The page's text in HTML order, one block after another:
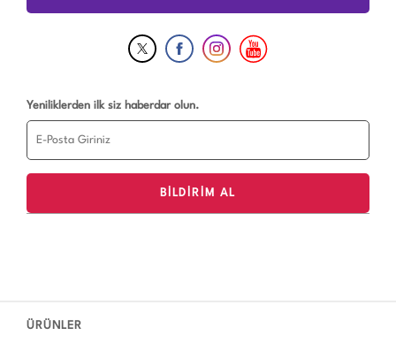
Yeniliklerden ilk siz haberdar olun.
ÜRÜNLER